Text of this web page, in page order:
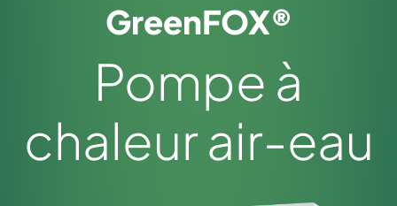
GreenFOX®
Pompe à
chaleur air-eau